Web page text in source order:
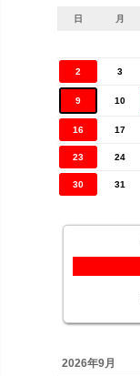
日 月
2 3
9 10
16 17
23 24
30 31
2026年9月